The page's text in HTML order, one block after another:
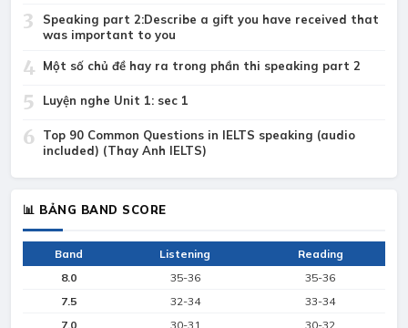
3
Speaking part 2:Describe a gift you have received that
was important to you
4 Một số chủ đề hay ra trong phần thi speaking part 2
5 Luyện nghe Unit 1: sec 1
6
Top 90 Common Questions in IELTS speaking (audio
included) (Thay Anh IELTS)
📊 BẢNG BAND SCORE
Band Listening
Reading
8.0
35-36
35-36
7.5
32-34
33-34
7.0
30-31 30-32